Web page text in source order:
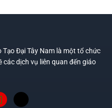
Tạo Đại Tây Nam là một tổ chức
các dịch vụ liên quan đến giáo